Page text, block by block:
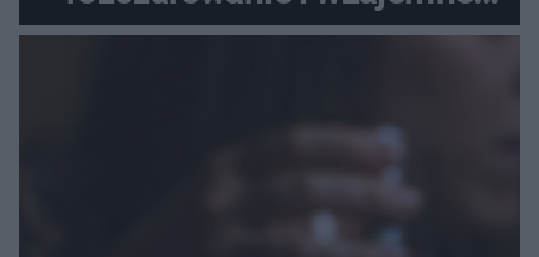
obwinianie. Dlaczego Peak